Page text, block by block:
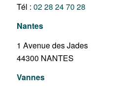
Tél : 02 28 24 70 28
Nantes
1 Avenue des Jades
44300 NANTES
Vannes